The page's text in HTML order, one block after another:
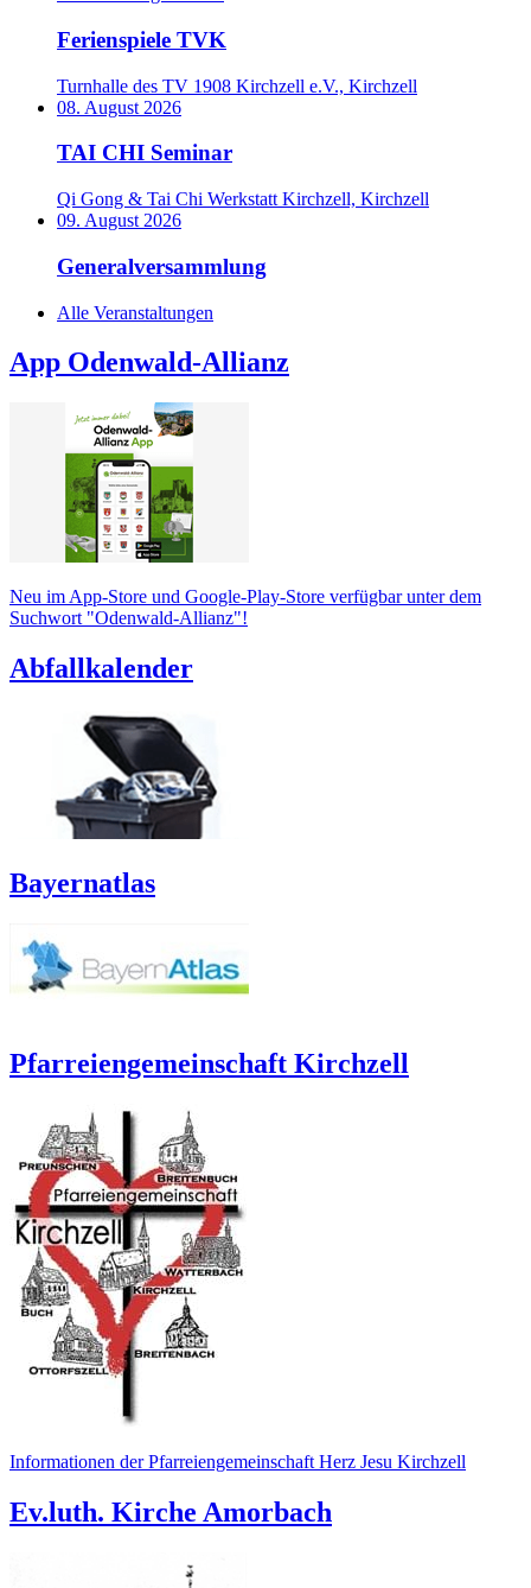
Ferienspiele TVK
Turnhalle des TV 1908 Kirchzell e.V., Kirchzell
08. August 2026
TAI CHI Seminar
Qi Gong & Tai Chi Werkstatt Kirchzell, Kirchzell
09. August 2026
Generalversammlung
Alle Veranstaltungen
App Odenwald-Allianz
Neu im App-Store und Google-Play-Store verfügbar unter dem
Suchwort "Odenwald-Allianz"!
Abfallkalender
Bayernatlas
Pfarreiengemeinschaft Kirchzell
Informationen der Pfarreiengemeinschaft Herz Jesu Kirchzell
Ev.luth. Kirche Amorbach